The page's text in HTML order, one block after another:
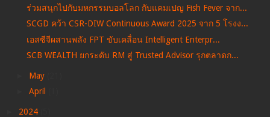
ร่วมสนุกไปกับมหกรรมบอลโลก กับแคมเปญ Fish Fever จาก...
SCGD คว้า CSR-DIW Continuous Award 2025 จาก 5 โรงง...
เอสซีจีผสานพลัง FPT ขับเคลื่อน Intelligent Enterpr...
SCB WEALTH ยกระดับ RM สู่ Trusted Advisor รุกตลาดก...
May
April
2024